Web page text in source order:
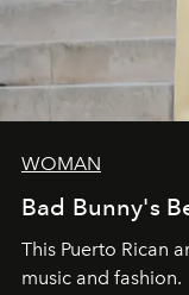
WOMAN
Bad Bunny's
This Puerto Rican
music and fashion.